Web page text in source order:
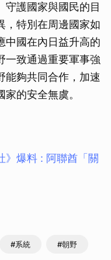
守護國家與國民的目
，特別在周邊國家如
中國在內日益升高的
一致通過重要軍事強
能夠共同合作，加速
的安全無虞。
》爆料 : 阿聯酋「關
#系統 #朝野